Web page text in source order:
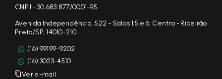
CNPJ - 30.683.877/0001-95
Avenida Independência, 522 - Salas 1,5 e 6, Centro - Ribeirão
Preto/SP, 14010-210
(16) 99199-9202
(16) 3023-4510
Ver e-mail